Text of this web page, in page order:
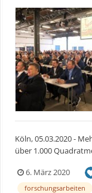
Köln, 05.03.2020 -
über 1.000
sie das wichtigste
versammelt der
6. März 2020
forschungsarbeiten